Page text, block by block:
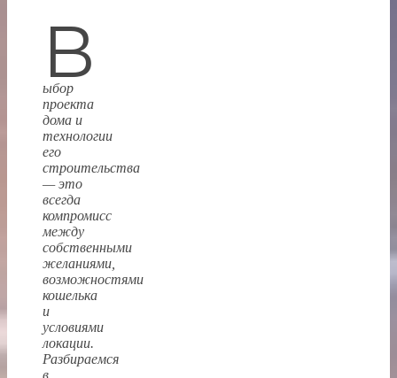
В
ыбор
проекта
дома и
технологии
его
строительства
— это
всегда
компромисс
между
собственными
желаниями,
возможностями
кошелька
и
условиями
локации.
Разбираемся
в